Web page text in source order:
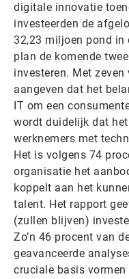
digitale innovatie
investeerden de
32,23 miljoen pond
plan de komende
investeren. Met
aangeven dat het
IT om een
wordt duidelijk dat
werknemers met
Het is volgens 74
organisatie het
koppelt aan het
talent. Het rapport
(zullen blijven)
Zo’n 46 procent van
geavanceerde
cruciale basis